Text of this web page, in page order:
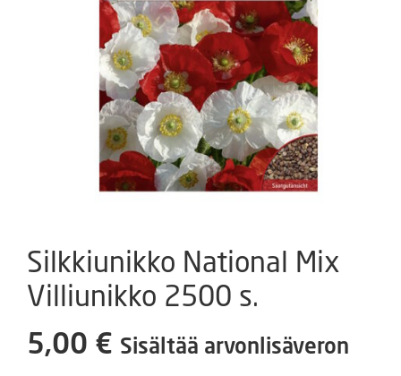
Silkkiunikko National Mix
Villiunikko 2500 s.
5,00 € Sisältää arvonlisäveron